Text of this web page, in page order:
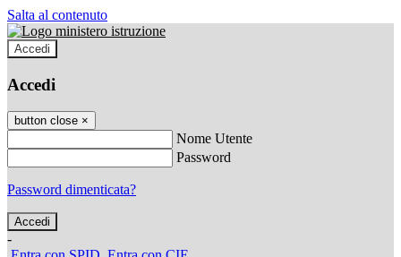
Salta al contenuto
Accedi
Accedi
button close ×
Nome Utente
Password
Password dimenticata?
-